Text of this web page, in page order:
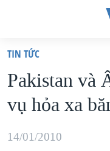
truy
cập
Tới
dung
VIỆT NAM
HOA KỲ
BIỂN ĐÔNG
TIN TỨC
Pakistan và
vụ hỏa xa
14/01/2010